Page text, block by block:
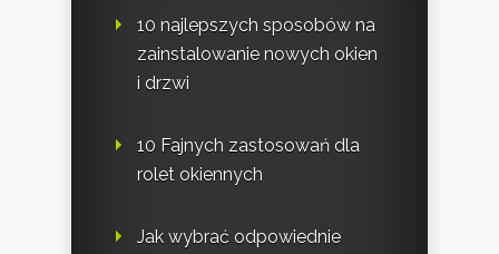
10 najlepszych sposobów na
zainstalowanie nowych okien
i drzwi
10 Fajnych zastosowań dla
rolet okiennych
Jak wybrać odpowiednie